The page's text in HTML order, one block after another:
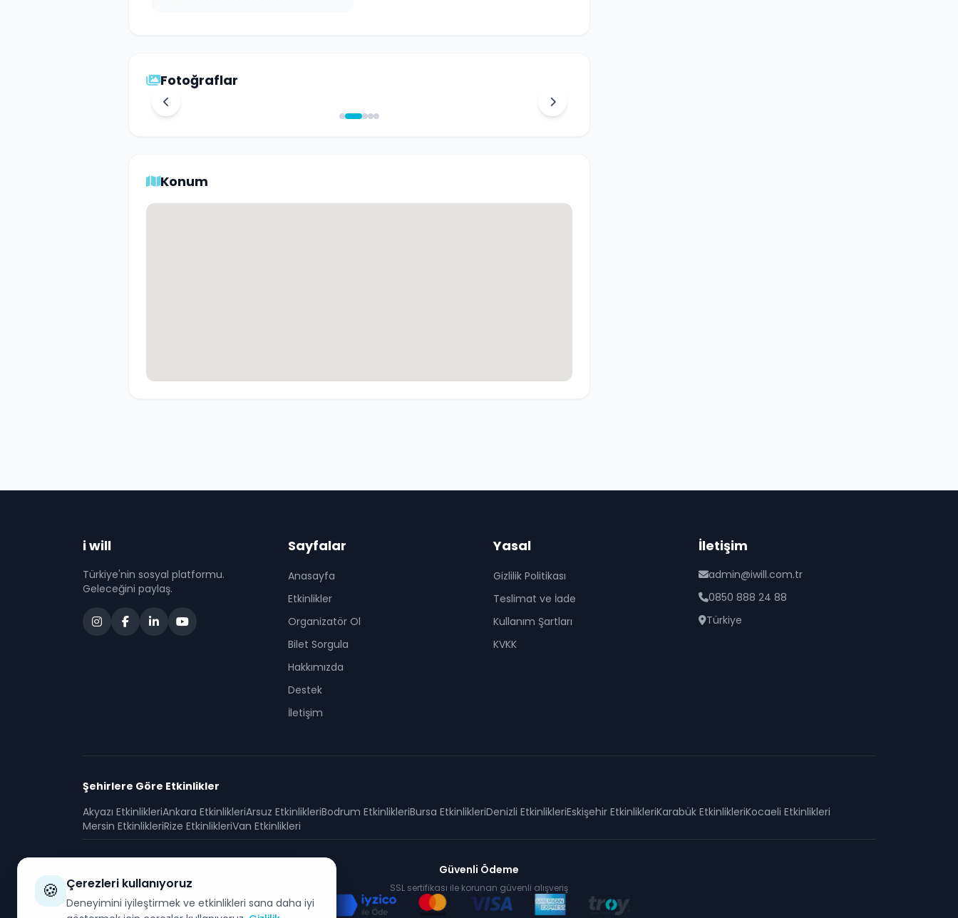
Fotoğraflar
/5
Konum
i will
Türkiye'nin sosyal platformu.
Geleceğini paylaş.
Sayfalar
Anasayfa
Etkinlikler
Organizatör Ol
Bilet Sorgula
Hakkımızda
Destek
İletişim
Yasal
Gizlilik Politikası
Teslimat ve İade
Kullanım Şartları
KVKK
İletişim
admin@iwill.com.tr
0850 888 24 88
Türkiye
Şehirlere Göre Etkinlikler
Akyazı EtkinlikleriAnkara EtkinlikleriArsuz EtkinlikleriBodrum EtkinlikleriBursa EtkinlikleriDenizli EtkinlikleriEskişehir EtkinlikleriKarabük EtkinlikleriKocaeli Etkinlikleri
Mersin EtkinlikleriRize EtkinlikleriVan Etkinlikleri
Güvenli Ödeme
SSL sertifikası ile korunan güvenli alışveriş
🍪 Çerezleri kullanıyoruz
Deneyimini iyileştirmek ve etkinlikleri sana daha iyi